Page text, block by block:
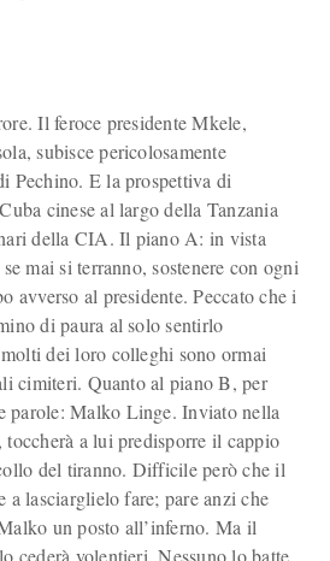
Il feroce presidente Mkele,
subisce pericolosamente
Pechino. E la prospettiva di
cinese al largo della Tanzania
della CIA. Il piano A: in vista
mai si terranno, sostenere con ogni
avverso al presidente. Peccato che i
di paura al solo sentirlo
dei loro colleghi sono ormai
cimiteri. Quanto al piano B, per
parole: Malko Linge. Inviato nella
toccherà a lui predisporre il cappio
del tiranno. Difficile però che il
a lasciarglielo fare; pare anzi che
un posto all’inferno. Ma il
cederà volentieri. Nessuno lo batte,